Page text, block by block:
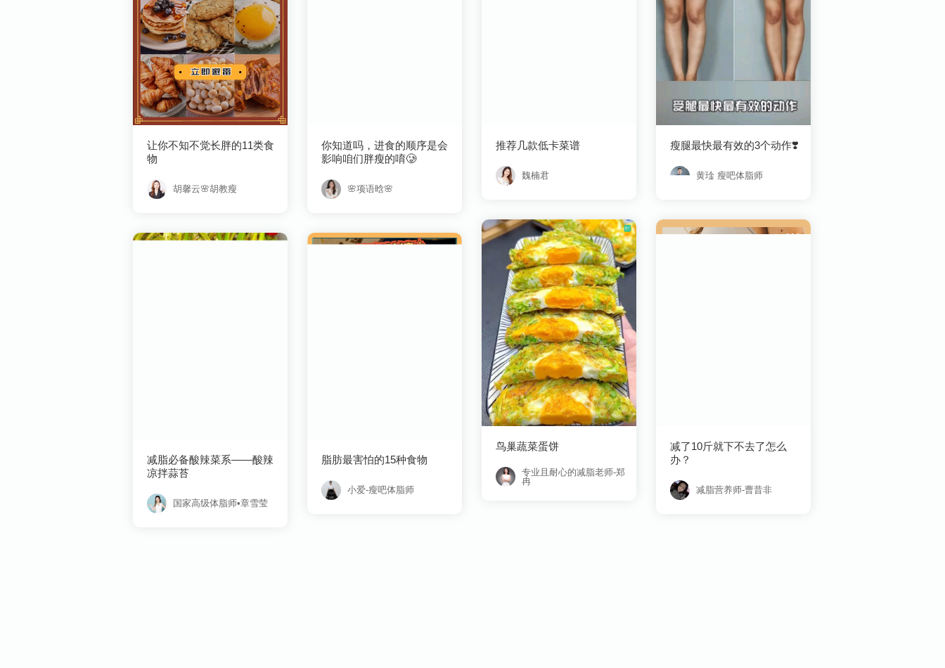
物
胡馨云🌸胡教瘦
影响咱们胖瘦的唷🥲
🌸项语晗🌸
推荐几款低卡菜谱
魏楠君
瘦腿最快最有效的3个动作❣️
黄琻 瘦吧体脂师
鸟巢蔬菜蛋饼
冉
办？
减脂营养师-曹昔非
凉拌蒜苔
国家高级体脂师•章雪莹
脂肪最害怕的15种食物
小爱-瘦吧体脂师